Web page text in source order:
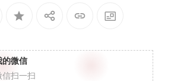
的微信
信扫一扫